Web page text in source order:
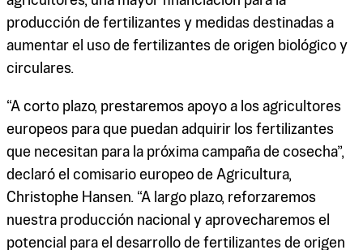
producción de fertilizantes y medidas destinadas a
aumentar el uso de fertilizantes de origen biológico y
circulares.
“A corto plazo, prestaremos apoyo a los agricultores
europeos para que puedan adquirir los fertilizantes
que necesitan para la próxima campaña de cosecha”,
declaró el comisario europeo de Agricultura,
Christophe Hansen. “A largo plazo, reforzaremos
nuestra producción nacional y aprovecharemos el
potencial para el desarrollo de fertilizantes de origen